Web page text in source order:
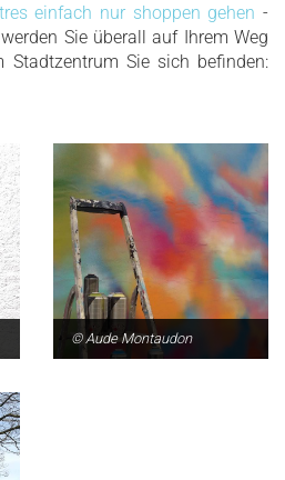
einfach nur shoppen gehen -
werden Sie überall auf Ihrem Weg
Stadtzentrum Sie sich befinden:
© Aude Montaudon